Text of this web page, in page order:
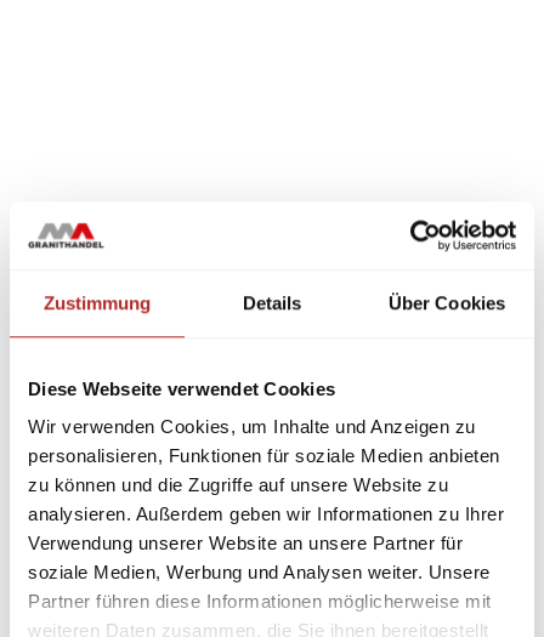
Zustimmung Details Über Cookies
Diese Webseite verwendet Cookies
Wir verwenden Cookies, um Inhalte und Anzeigen zu
personalisieren, Funktionen für soziale Medien anbieten
zu können und die Zugriffe auf unsere Website zu
analysieren. Außerdem geben wir Informationen zu Ihrer
Verwendung unserer Website an unsere Partner für
soziale Medien, Werbung und Analysen weiter. Unsere
Partner führen diese Informationen möglicherweise mit
weiteren Daten zusammen, die Sie ihnen bereitgestellt